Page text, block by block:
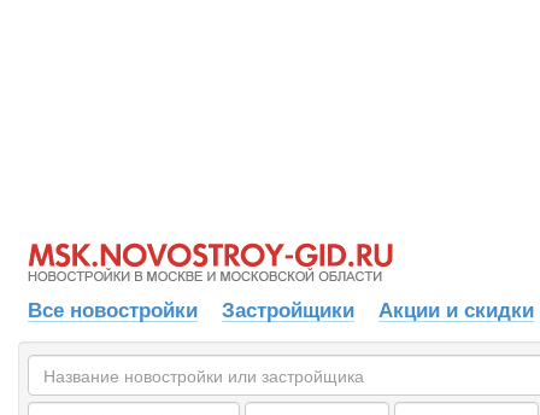
Все новостройки Застройщики Акции и скидки